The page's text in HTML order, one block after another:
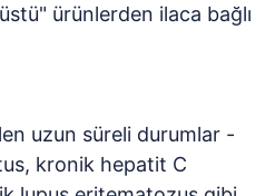
ürünlerden ilaca bağlı
uzun süreli durumlar -
kronik hepatit C